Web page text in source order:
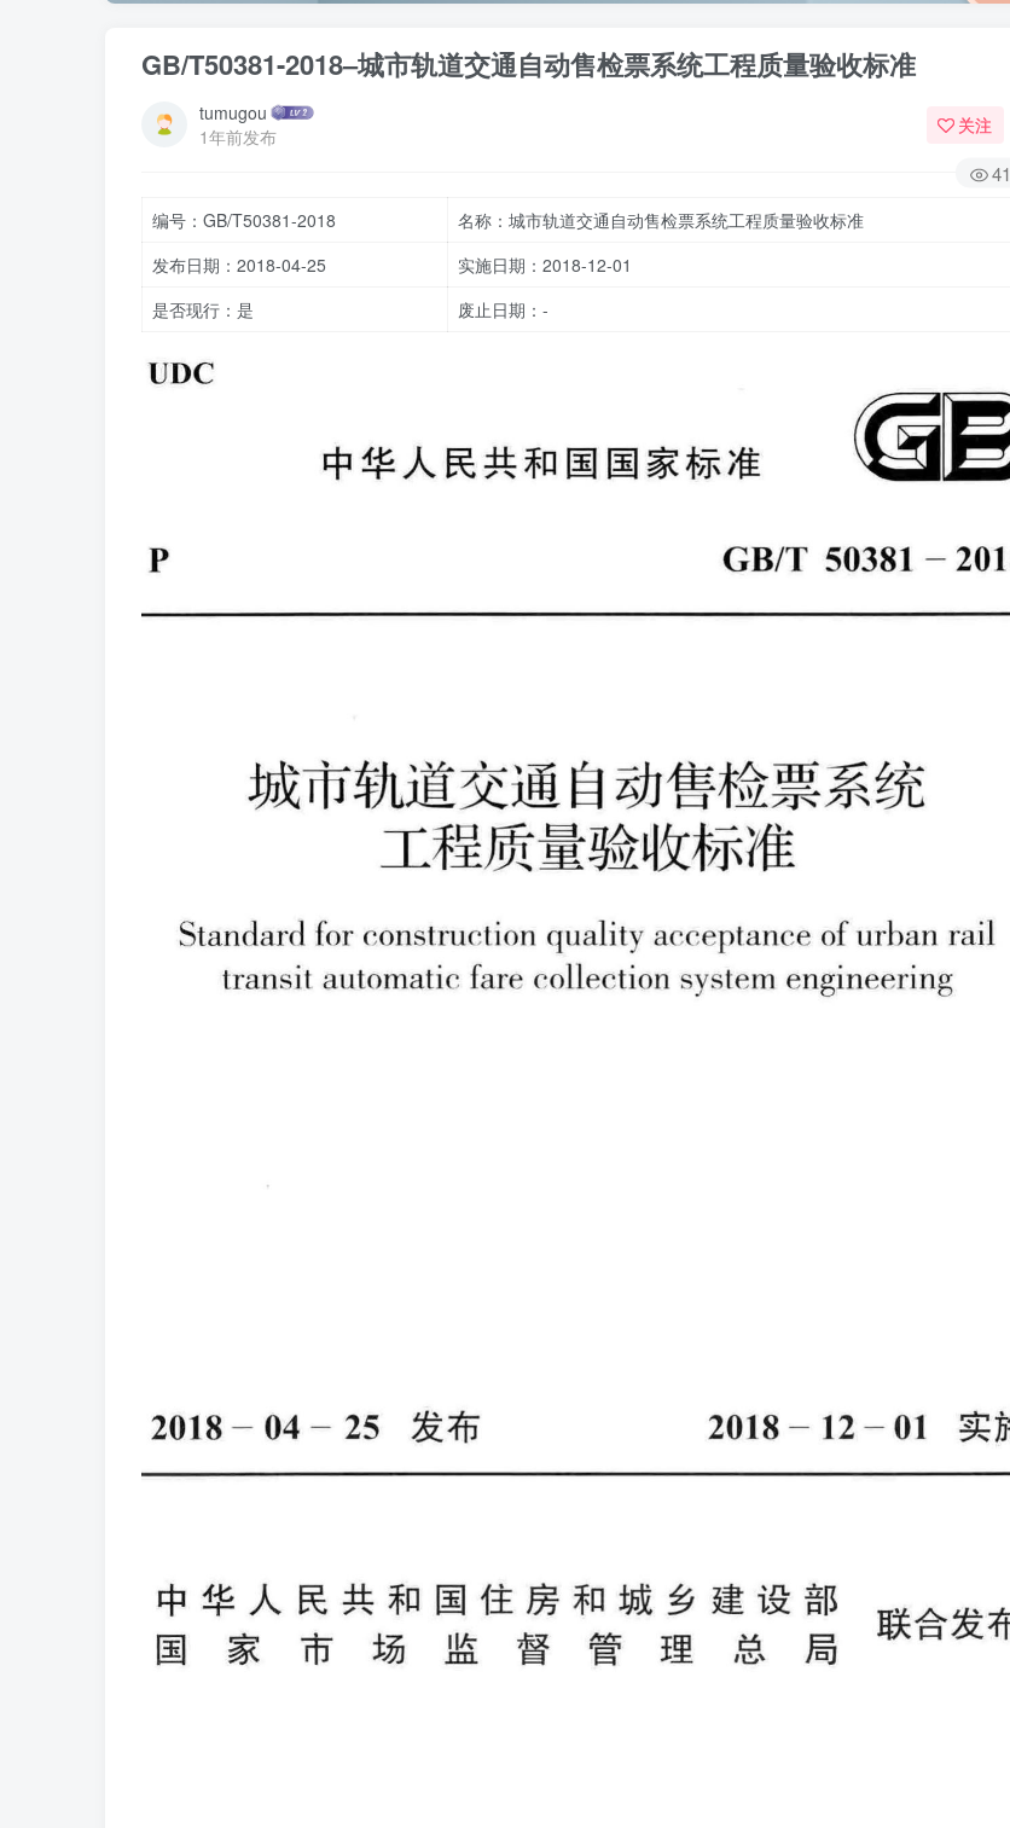
GB/T50381-2018–城市轨道交通自动售检票系统工程质量验收标准
tumugou
1年前发布
关注
41
编号：GB/T50381-2018
名称：城市轨道交通自动售检票系统工程质量验收标准
发布日期：2018-04-25
实施日期：2018-12-01
是否现行：是
废止日期：-